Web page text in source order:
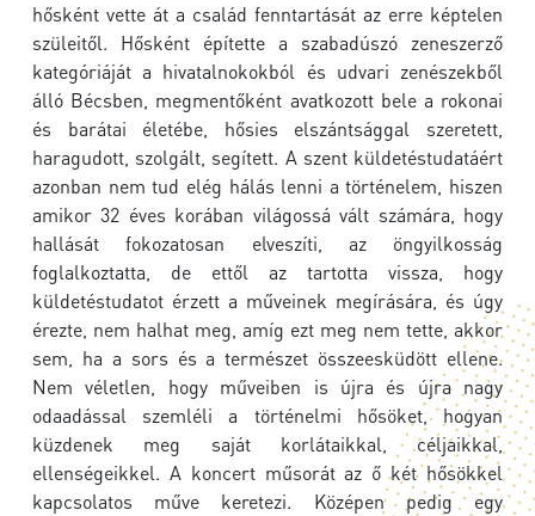
hősként vette át a család fenntartását az erre képtelen
szüleitől. Hősként építette a szabadúszó zeneszerző
kategóriáját a hivatalnokokból és udvari zenészekből
álló Bécsben, megmentőként avatkozott bele a rokonai
és barátai életébe, hősies elszántsággal szeretett,
haragudott, szolgált, segített. A szent küldetéstudatáért
azonban nem tud elég hálás lenni a történelem, hiszen
amikor 32 éves korában világossá vált számára, hogy
hallását fokozatosan elveszíti, az öngyilkosság
foglalkoztatta, de ettől az tartotta vissza, hogy
küldetéstudatot érzett a műveinek megírására, és úgy
érezte, nem halhat meg, amíg ezt meg nem tette, akkor
sem, ha a sors és a természet összeesküdött ellene.
Nem véletlen, hogy műveiben is újra és újra nagy
odaadással szemléli a történelmi hősöket, hogyan
küzdenek meg saját korlátaikkal, céljaikkal,
ellenségeikkel. A koncert műsorát az ő két hősökkel
kapcsolatos műve keretezi. Középen pedig egy